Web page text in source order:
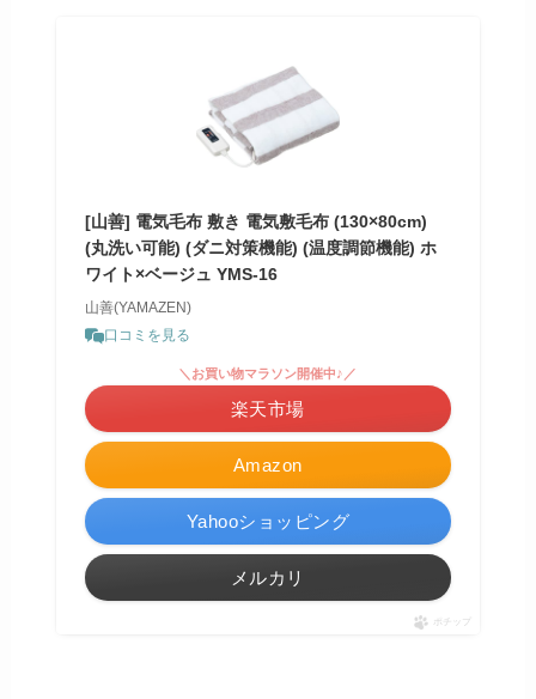
[山善] 電気毛布 敷き 電気敷毛布 (130×80cm)
(丸洗い可能) (ダニ対策機能) (温度調節機能) ホ
ワイト×ベージュ YMS-16
山善(YAMAZEN)
口コミを見る
Amazon
＼お買い物マラソン開催中♪／
楽天市場
Yahooショッピング
メルカリ
ポチップ